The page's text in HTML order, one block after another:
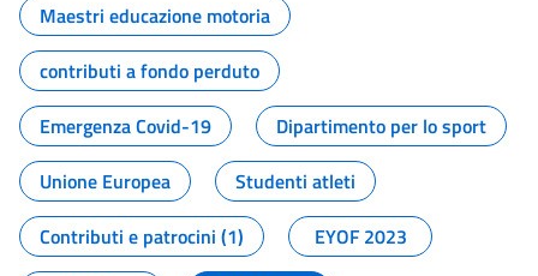
Maestri educazione motoria
contributi a fondo perduto
Emergenza Covid-19
Dipartimento per lo sport
Unione Europea
Studenti atleti
Contributi e patrocini (1)
EYOF 2023